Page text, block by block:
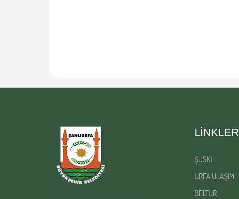
LINKLER
ŞUSKİ
URFA ULAŞIM
BELTUR